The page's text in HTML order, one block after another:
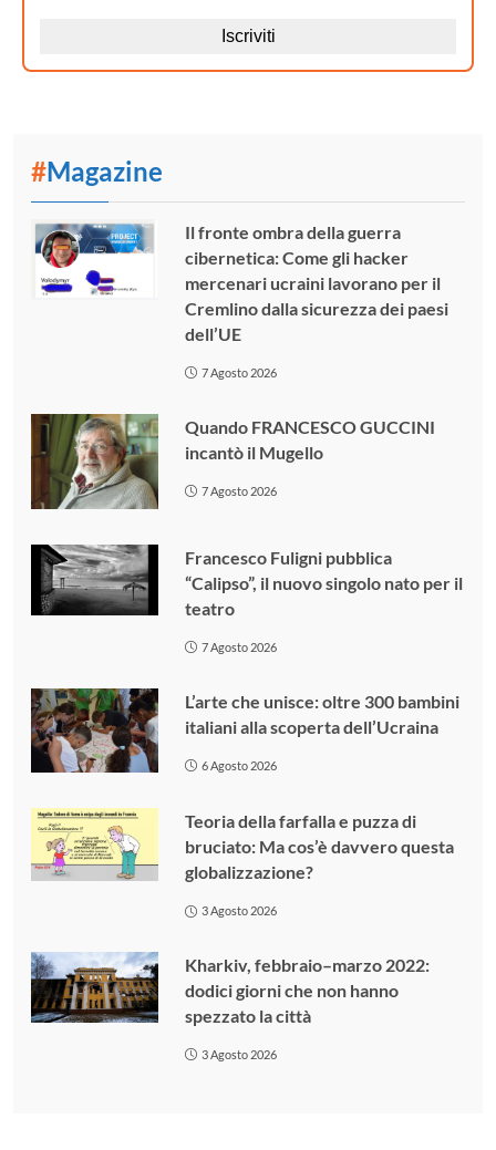
#Magazine
Il fronte ombra della guerra
cibernetica: Come gli hacker
mercenari ucraini lavorano per il
Cremlino dalla sicurezza dei paesi
dell’UE
7 Agosto 2026
Quando FRANCESCO GUCCINI
incantò il Mugello
7 Agosto 2026
Francesco Fuligni pubblica
“Calipso”, il nuovo singolo nato per il
teatro
7 Agosto 2026
L’arte che unisce: oltre 300 bambini
italiani alla scoperta dell’Ucraina
6 Agosto 2026
Teoria della farfalla e puzza di
bruciato: Ma cos’è davvero questa
globalizzazione?
3 Agosto 2026
Kharkiv, febbraio–marzo 2022:
dodici giorni che non hanno
spezzato la città
3 Agosto 2026